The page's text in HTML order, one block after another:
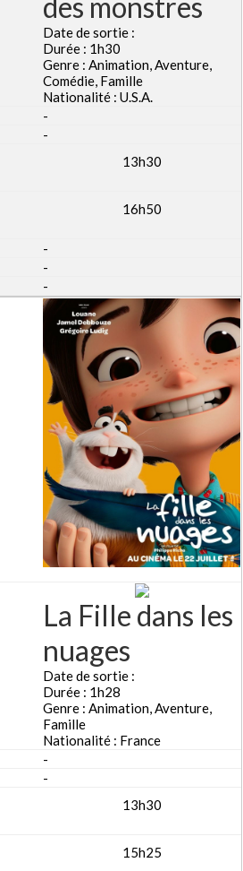
Date de sortie :
Durée : 1h30
Genre : Animation, Aventure,
Comédie, Famille
Nationalité : U.S.A.
-
-
13h30
16h50
-
-
-
La Fille dans les
nuages
Date de sortie :
Durée : 1h28
Genre : Animation, Aventure,
Famille
Nationalité : France
-
-
13h30
15h25